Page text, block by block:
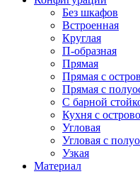
Без шкафов
Встроенная
Круглая
П-образная
Прямая
Прямая с
Прямая с
С барной
Кухня с
Угловая
Угловая с
Узкая
Материал